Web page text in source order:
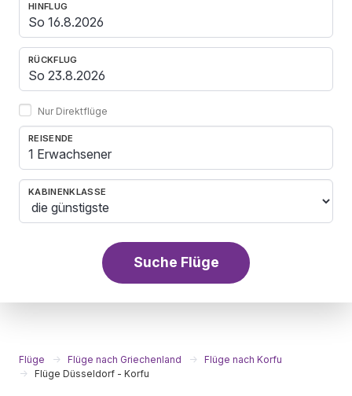
HINFLUG
RÜCKFLUG
Nur Direktflüge
REISENDE
1 Erwachsener
KABINENKLASSE
Suche Flüge
Flüge Flüge nach Griechenland
Flüge nach Korfu
Flüge Düsseldorf - Korfu